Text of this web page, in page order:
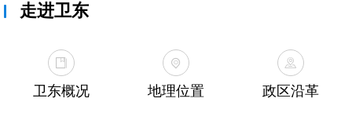
走进卫东
卫东概况 地理位置 政区沿革